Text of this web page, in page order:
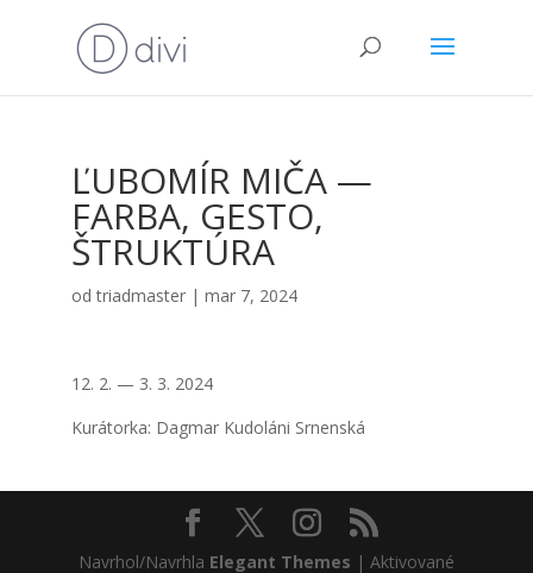
ĽUBOMÍR MIČA —
FARBA, GESTO,
ŠTRUKTÚRA
odtriadmaster| mar 7, 2024
12. 2. — 3. 3. 2024
Kurá­tor­ka: Dag­mar Kudo­lá­ni Srnen­ská
Navrhol/Navrhla Elegant Themes | Aktivované